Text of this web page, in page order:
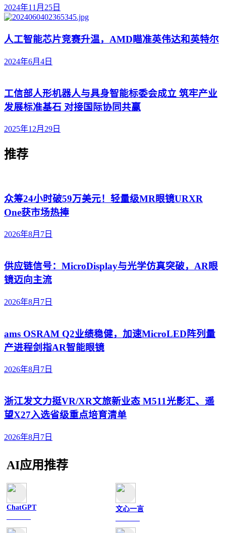
2024年11月25日
人工智能芯片竞赛升温，AMD瞄准英伟达和英特尔
2024年6月4日
工信部人形机器人与具身智能标委会成立 筑牢产业
发展标准基石 对接国际协同共赢
2025年12月29日
推荐
众筹24小时破59万美元！轻量级MR眼镜URXR
One获市场热捧
2026年8月7日
供应链信号：MicroDisplay与光学仿真突破，AR眼
镜迈向主流
2026年8月7日
ams OSRAM Q2业绩稳健，加速MicroLED阵列量
产进程剑指AR智能眼镜
2026年8月7日
浙江发文力挺VR/XR文旅新业态 M511光影汇、遥
望X27入选省级重点培育清单
2026年8月7日
AI应用推荐
ChatGPT 文心一言